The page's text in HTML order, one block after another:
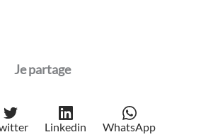
optimiser la stratégie